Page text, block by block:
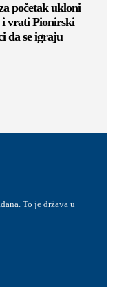
početak ukloni
i vrati Pionirski
da se igraju
To je država u